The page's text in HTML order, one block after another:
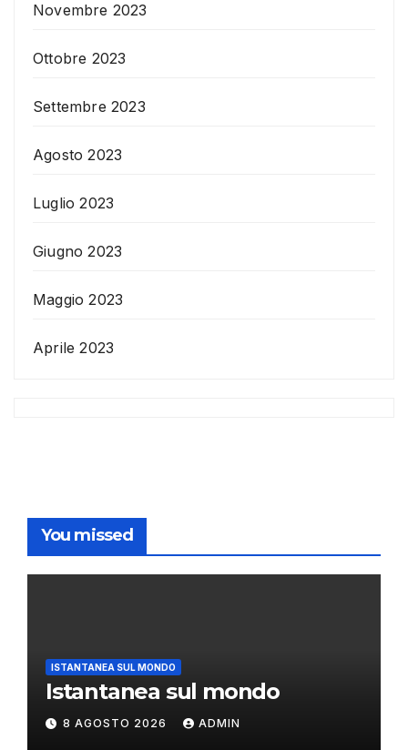
Novembre 2023
Ottobre 2023
Settembre 2023
Agosto 2023
Luglio 2023
Giugno 2023
Maggio 2023
Aprile 2023
You missed
ISTANTANEA SUL MONDO
Istantanea sul mondo
8 AGOSTO 2026 ADMIN